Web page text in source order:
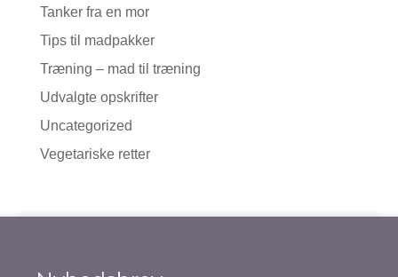
Tanker fra en mor
Tips til madpakker
Træning – mad til træning
Udvalgte opskrifter
Uncategorized
Vegetariske retter